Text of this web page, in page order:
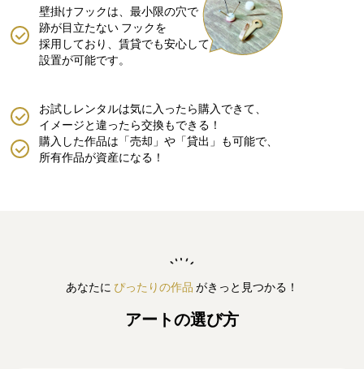
壁掛けフックは、最小限の穴で
跡が目立たない フックを
採用しており、賃貸でも安心して
設置が可能です。
購入した作品は「売却」や「貸出」も可能で、
所有作品が資産になる！
お試しレンタルは気に入ったら購入できて、
イメージと違ったら交換もできる！
あなたに ぴったりの作品 がきっと見つかる！
アートの選び方